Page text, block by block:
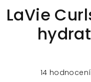
LaVie
Průměrné
14 hodnocení